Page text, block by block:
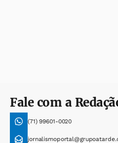
Fale com a
(71) 99601-0020